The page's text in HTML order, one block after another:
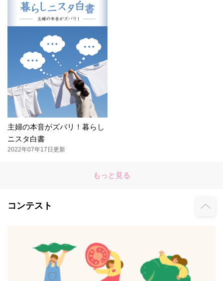
主婦の本音がズバリ！暮らし
ニスタ白書
2022年07年17日更新
もっと見る
コンテスト